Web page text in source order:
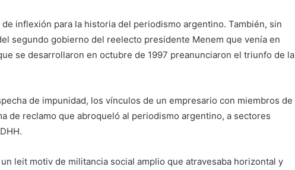
inflexión para la historia del periodismo argentino. También, sin
segundo gobierno del reelecto presidente Menem que venía en
se desarrollaron en octubre de 1997 preanunciaron el triunfo de la
de impunidad, los vínculos de un empresario con miembros de
de reclamo que abroqueló al periodismo argentino, a sectores
leit motiv de militancia social amplio que atravesaba horizontal y